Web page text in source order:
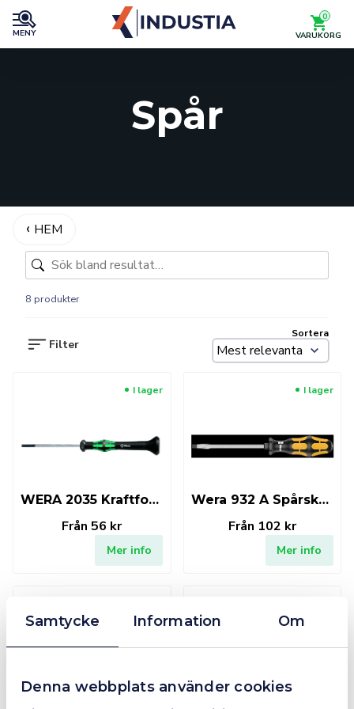
Samtycke Information Om
Denna webbplats använder cookies
MENY
0
VARUKORG
Spår
HEM
8 produkter
Sortera
Filter
I lager
WERA 2035 Kraftform Micro spår
Från 56 kr
Mer info
I lager
Wera 932 A Spårskruvmejsel
Från 102 kr
Mer info